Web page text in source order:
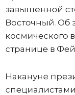
завышенной
Восточный. Об
космического
странице в
Накануне